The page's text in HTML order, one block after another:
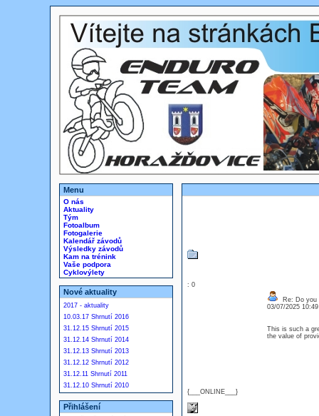
Menu
O nás
Aktuality
Tým
Fotoalbum
Fotogalerie
Kalendář závodů
Výsledky závodů
Kam na trénink
Vaše podpora
Cyklovýlety
Nové aktuality
2017 - aktuality
10.03.17 Shrnutí 2016
31.12.15 Shrnutí 2015
31.12.14 Shrnutí 2014
31.12.13 Shrnutí 2013
31.12.12 Shrnutí 2012
31.12.11 Shrnutí 2011
31.12.10 Shrnutí 2010
Přihlášení
: 0
{___ONLINE___}
Re: Do you
03/07/2025
This is such a
the value of